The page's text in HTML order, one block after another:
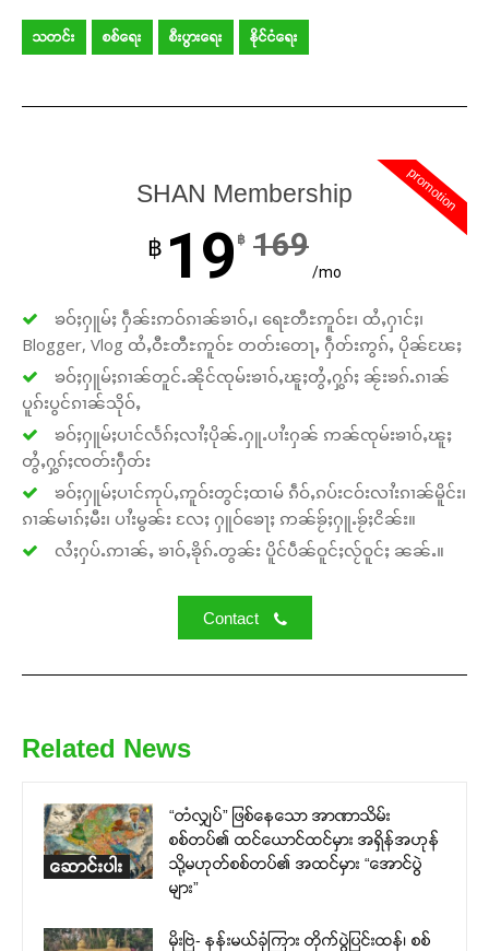
သတင်း စစ်ရေး စီးပွားရေး နိုင်ငံရေး
promotion
SHAN Membership
฿ 19 ฿ 169
/mo
ၶဝ်ႈႁူမ်ႈ ႁဵၼ်းဢဝ်ၵၢၼ်ၶၢဝ်ႇ၊ ရေႊတီႊဢူဝ်ႊ၊ ထႆႇႁၢင်ႈ၊
Blogger, Vlog ထႆႇဝီႊတီႊဢူဝ်ႊ တတ်းတေႃႇ ႁဵတ်းဢွၵ်ႇ ပိုၼ်ၽႄႈ
ၶဝ်ႈႁူမ်ႈၵၢၼ်တူင်ႉၼိုင်ၸုမ်းၶၢဝ်ႇၽူႈတွႆႇႁွၵ်ႈ ၼႂ်းၶၵ်ႉၵၢၼ်
ပူၵ်းပွင်ၵၢၼ်သိုဝ်ႇ
ၶဝ်ႈႁူမ်ႈပၢင်လႅၵ်ႈလၢႆႈပိုၼ်ႉႁူႉပၢႆးႁၼ် ဢၼ်ၸုမ်းၶၢဝ်ႇၽူႈ
တွႆႇႁွၵ်ႈၸတ်းႁဵတ်း
ၶဝ်ႈႁူမ်ႈပၢင်ဢုပ်ႇဢူဝ်းတွင်ႈထၢမ် ၵဵဝ်ႇၵပ်းငဝ်းလၢႆးၵၢၼ်မိူင်း၊
ၵၢၼ်မၢၵ်ႈမီး၊ ပၢႆးမွၼ်း လႄႈ ႁူဝ်ၶေႃႈ ဢၼ်ၶႂ်ႈႁူႉၶႂ်ႈငိၼ်း။
လႆႈႁပ်ႉဢၢၼ်ႇ ၶၢဝ်ႇၶိုၵ်ႉတွၼ်း ပိူင်ပဵၼ်ဝူင်ႈလႂ်ဝူင်ႈ ၼၼ်ႉ။
Contact
Related News
ဆောင်းပါး
“တံလျှပ်” ဖြစ်နေသော အာဏာသိမ်း
စစ်တပ်၏ ထင်ယောင်ထင်မှား အရှိန်အဟုန်
သို့မဟုတ်စစ်တပ်၏ အထင်မှား “အောင်ပွဲ
များ”
မိုးဗြဲ- နန်းမယ်ခုံကြား တိုက်ပွဲပြင်းထန်၊ စစ်